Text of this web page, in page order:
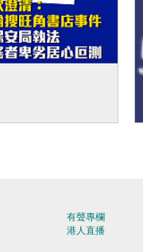
有聲專欄
港人直播